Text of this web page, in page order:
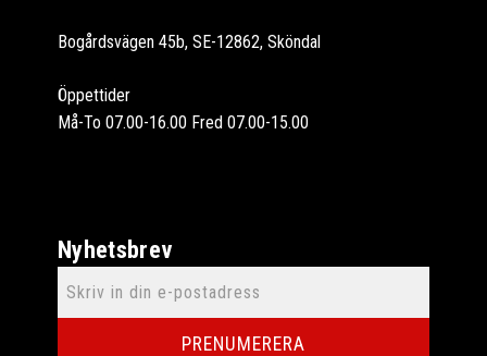
Bogårdsvägen 45b, SE-12862, Sköndal
Öppettider
Må-To 07.00-16.00 Fred 07.00-15.00
Nyhetsbrev
PRENUMERERA